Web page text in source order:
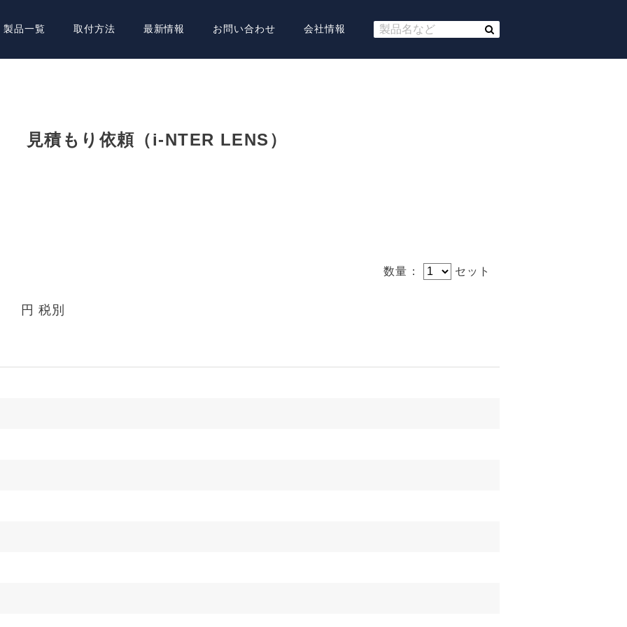
製品一覧 取付方法 最新情報 お問い合わせ 会社情報
見積もり依頼（i-NTER LENS）
円 税別
数量： セット